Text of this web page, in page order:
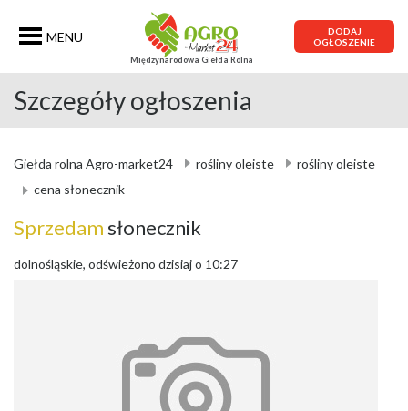
MENU
Międzynarodowa Giełda Rolna
DODAJ
OGŁOSZENIE
Szczegóły ogłoszenia
Giełda rolna Agro-market24 rośliny oleiste
rośliny oleiste
cena słonecznik
Sprzedam słonecznik
dolnośląskie, odświeżono dzisiaj o 10:27